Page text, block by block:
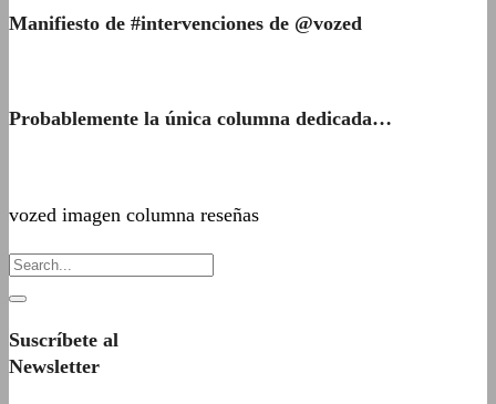
Manifiesto de #intervenciones de @vozed
Probablemente la única columna dedicada…
vozed imagen columna reseñas
Suscríbete al
Newsletter